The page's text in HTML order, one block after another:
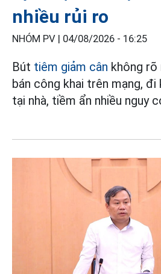
nhiều rủi ro
NHÓM PV | 04/08/2026 - 16:25
Bút tiêm giảm cân không
bán công khai trên mạng,
tại nhà, tiềm ẩn nhiều nguy